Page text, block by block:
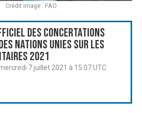
des Concertations
Nations Unies sur les
2021
7 juillet 2021 à 15:07 UTC
Crédit image : FAO